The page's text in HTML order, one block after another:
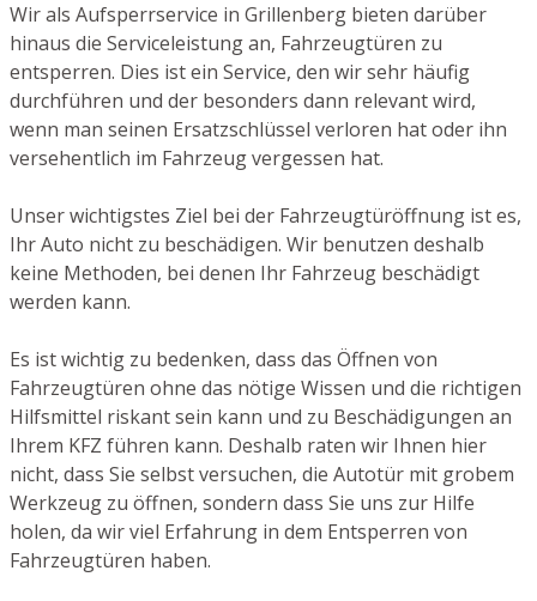
Wir als Aufsperrservice in Grillenberg bieten darüber
hinaus die Serviceleistung an, Fahrzeugtüren zu
entsperren. Dies ist ein Service, den wir sehr häufig
durchführen und der besonders dann relevant wird,
wenn man seinen Ersatzschlüssel verloren hat oder ihn
versehentlich im Fahrzeug vergessen hat.
Unser wichtigstes Ziel bei der Fahrzeugtüröffnung ist es,
Ihr Auto nicht zu beschädigen. Wir benutzen deshalb
keine Methoden, bei denen Ihr Fahrzeug beschädigt
werden kann.
Es ist wichtig zu bedenken, dass das Öffnen von
Fahrzeugtüren ohne das nötige Wissen und die richtigen
Hilfsmittel riskant sein kann und zu Beschädigungen an
Ihrem KFZ führen kann. Deshalb raten wir Ihnen hier
nicht, dass Sie selbst versuchen, die Autotür mit grobem
Werkzeug zu öffnen, sondern dass Sie uns zur Hilfe
holen, da wir viel Erfahrung in dem Entsperren von
Fahrzeugtüren haben.